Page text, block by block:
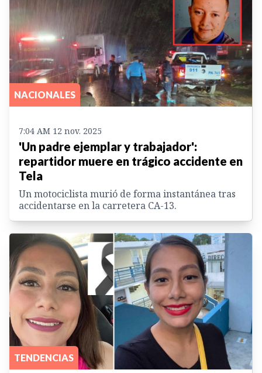
NACIONALES
7:04 AM 12 nov. 2025
'Un padre ejemplar y trabajador':
repartidor muere en trágico accidente en
Tela
Un motociclista murió de forma instantánea tras
accidentarse en la carretera CA-13.
TENDENCIAS